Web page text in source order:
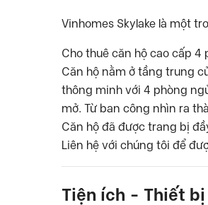
Vinhomes Skylake là một
Cho thuê căn hộ cao cấp 4
Căn hộ nằm ở tầng trung
thông minh với 4 phòng
mở. Từ ban công nhìn ra
Căn hộ đã được trang bị
Liên hệ với chúng tôi để
Tiện ích - Thiết bị